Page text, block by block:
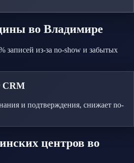
во Владимире
записей из-за no-show и забытых
CRM
и подтверждения, снижает no-
центров во